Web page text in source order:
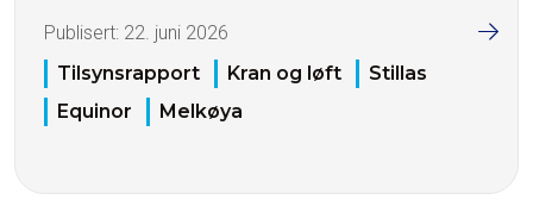
Publisert: 22. juni 2026
Tilsynsrapport
Kran og løft
Stillas
Equinor
Melkøya